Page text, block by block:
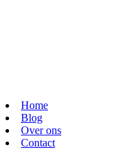
Home
Blog
Over ons
Contact